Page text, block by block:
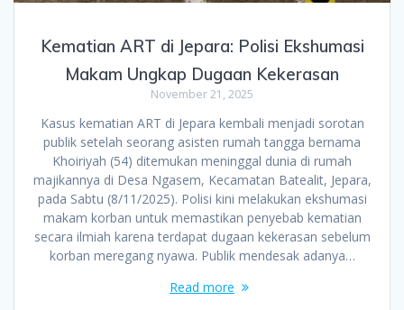
Kematian ART di Jepara: Polisi Ekshumasi
Makam Ungkap Dugaan Kekerasan
November 21, 2025
Kasus kematian ART di Jepara kembali menjadi sorotan
publik setelah seorang asisten rumah tangga bernama
Khoiriyah (54) ditemukan meninggal dunia di rumah
majikannya di Desa Ngasem, Kecamatan Batealit, Jepara,
pada Sabtu (8/11/2025). Polisi kini melakukan ekshumasi
makam korban untuk memastikan penyebab kematian
secara ilmiah karena terdapat dugaan kekerasan sebelum
korban meregang nyawa. Publik mendesak adanya…
Read more